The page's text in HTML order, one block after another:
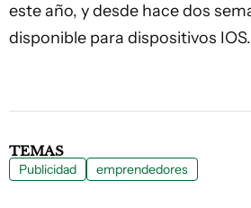
este año, y desde hace dos
disponible para dispositivos IOS.
TEMAS
Publicidad emprendedores